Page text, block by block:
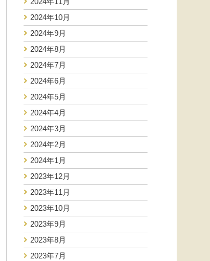
2024年10月
2024年9月
2024年8月
2024年7月
2024年6月
2024年5月
2024年4月
2024年3月
2024年2月
2024年1月
2023年12月
2023年11月
2023年10月
2023年9月
2023年8月
2023年7月